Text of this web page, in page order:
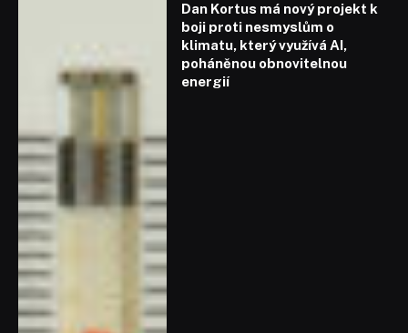
Dan Kortus má nový projekt k
boji proti nesmyslům o
klimatu, který využívá AI,
poháněnou obnovitelnou
energií